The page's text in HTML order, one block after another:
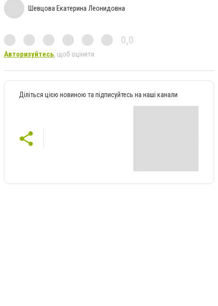
Шевцова Екатерина Леонидовна
0,0
Авторизуйтесь, щоб оцінити
Діліться цією новиною та підписуйтесь на наші канали